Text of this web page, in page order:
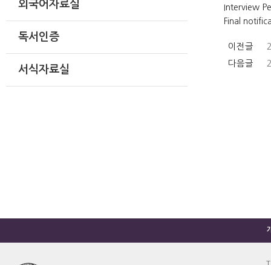
외국어자료실
독서인증
서식자료실
Interview
Final
이전글
다음글